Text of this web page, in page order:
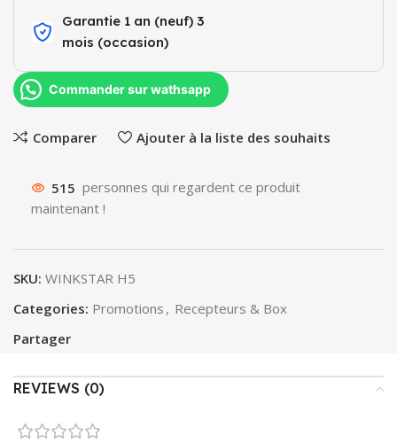
Garantie 1 an (neuf) 3
mois (occasion)​
Commander sur wathsapp
Comparer Ajouter à la liste des souhaits
515 personnes qui regardent ce produit
maintenant !
SKU: WINKSTAR H5
Categories: Promotions , Recepteurs & Box
Partager
REVIEWS (0)